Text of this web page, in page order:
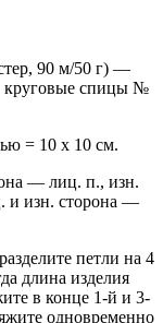
90 м/50 г) —
круговые спицы №
= 10 x 10 см.
— лиц. п., изн.
и изн. сторона —
петли на 4
длина изделия
в конце 1-й и 3-
одновременно